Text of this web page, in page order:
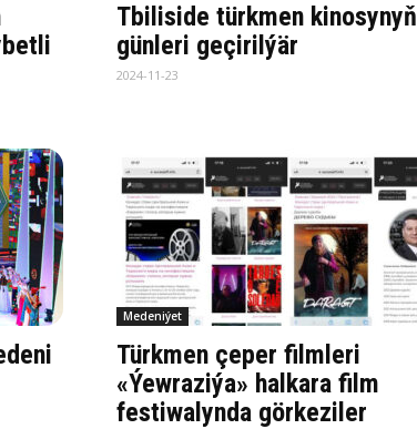
Tbiliside türkmen kinosynyň
günleri geçirilýär
2024-11-23
Medeniýet
Türkmen çeper filmleri
«Ýewraziýa» halkara film
festiwalynda görkeziler